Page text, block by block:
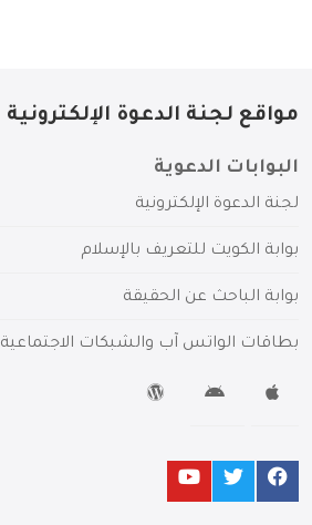
مواقع لجنة الدعوة الإلكترونية
البوابات الدعوية
لجنة الدعوة الإلكترونية
بوابة الكويت للتعريف بالإسلام
بوابة الباحث عن الحقيقة
بطاقات الواتس آب والشبكات الاجتماعية